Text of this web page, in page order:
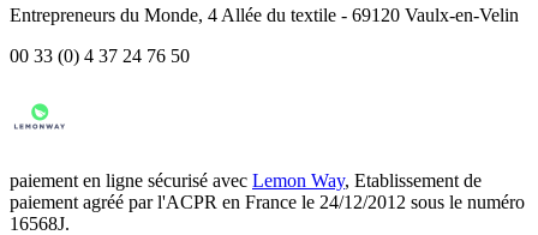
Entrepreneurs du Monde, 4 Allée du textile - 69120 Vaulx-en-Velin
00 33 (0) 4 37 24 76 50
paiement en ligne sécurisé avec Lemon Way, Etablissement de
paiement agréé par l'ACPR en France le 24/12/2012 sous le numéro
16568J.